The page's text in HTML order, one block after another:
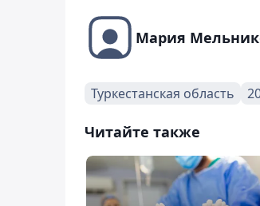
Мария
Туркестанская область
Читайте также